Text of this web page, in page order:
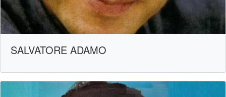
SALVATORE ADAMO